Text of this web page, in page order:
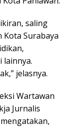
saling
Surabaya
lainnya.
jelasnya.
Wartawan
Jurnalis